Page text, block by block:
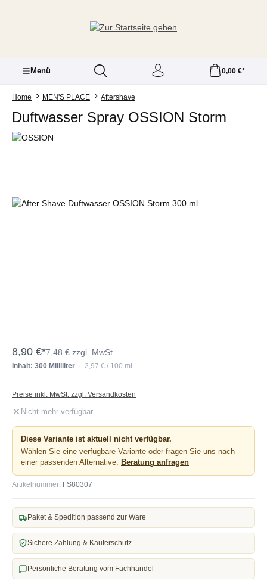
Menü 0,00 €*
Home MEN'S PLACE Aftershave
Duftwasser Spray OSSION Storm
Bildergalerie überspringen
8,90 €*7,48 € zzgl. MwSt.
Inhalt: 300 Milliliter · 2,97 € / 100 ml
Preise inkl. MwSt. zzgl. Versandkosten
Nicht mehr verfügbar
Diese Variante ist aktuell nicht verfügbar.
Wählen Sie eine verfügbare Variante oder fragen Sie uns nach
einer passenden Alternative.
Beratung anfragen
Artikelnummer: FS80307
Paket & Spedition passend zur Ware
Sichere Zahlung & Käuferschutz
Persönliche Beratung vom Fachhandel